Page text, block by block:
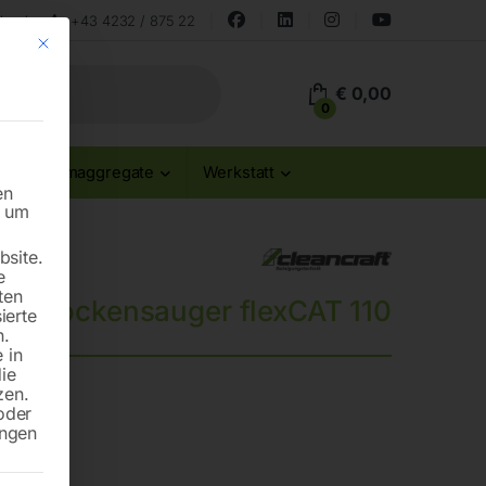
+43 4232 / 875 22
0
€ 0,00
Stromaggregate Werkstatt
Trockensauger flexCAT 110
Mit diesem Button wird der Dialog geschlossen. Seine Funktionalität ist
in